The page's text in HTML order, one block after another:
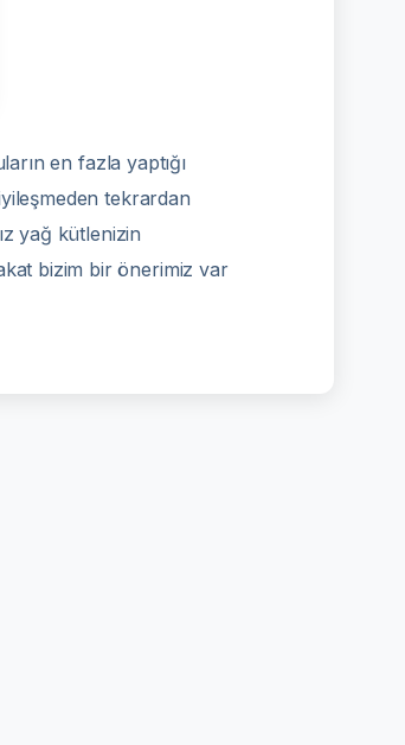
en fazla yaptığı
tekrardan
yağ kütlenizin
bizim bir önerimiz var